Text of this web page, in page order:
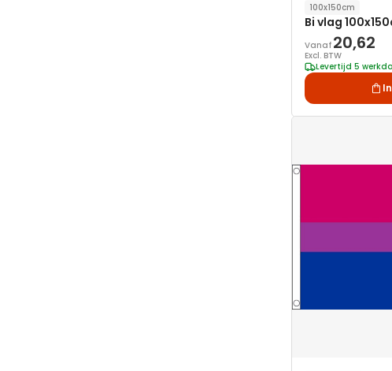
100x150cm
Bi vlag
Vanaf 20,62
Excl. BTW
Levertijd 5